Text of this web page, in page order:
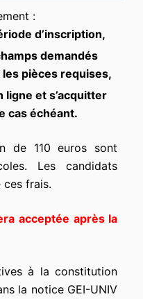
:
d’inscription,
demandés
pièces requises,
et s’acquitter
cas échéant.
de 110 euros sont
Les candidats
ces frais.
acceptée après la
à la constitution
la notice GEI-UNIV